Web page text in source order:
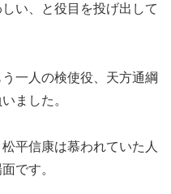
い、と役目を投げ出して
一人の検使役、天方通綱
ました。
平信康は慕われていた人
です。